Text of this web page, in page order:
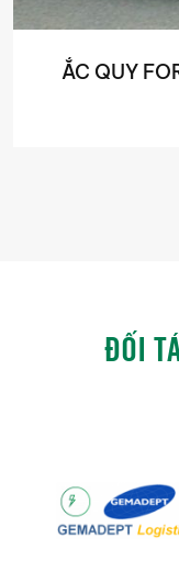
ẮC QUY
ĐỐI